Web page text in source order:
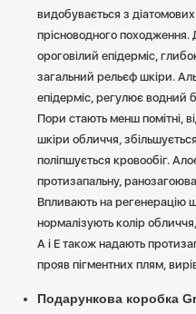
видобувається з
прісноводного походження.
ороговілий епідерміс,
загальний рельєф шкіри.
епідерміс, регулює водний
Пори стають менш помітні,
шкіри обличчя,
поліпшується кровообіг.
протизапальну,
Впливають на регенерацію
нормалізують колір
А і Е також надають
прояв пігментних плям,
Подарункова коробка